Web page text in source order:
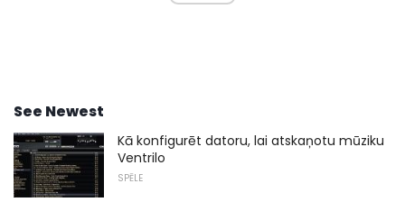
See Newest
Kā konfigurēt datoru, lai atskaņotu mūziku
Ventrilo
SPĒLE